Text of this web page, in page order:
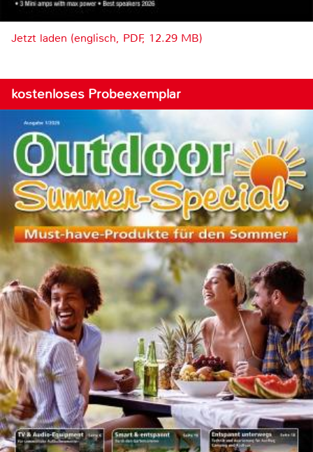
Jetzt laden (englisch, PDF, 12.29 MB)
kostenloses Probeexemplar